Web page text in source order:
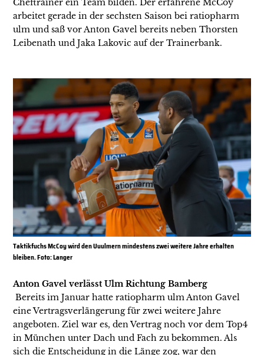
Cheftrainer ein Team bilden. Der erfahrene McCoy
arbeitet gerade in der sechsten Saison bei ratiopharm
ulm und saß vor Anton Gavel bereits neben Thorsten
Leibenath und Jaka Lakovic auf der Trainerbank.
Taktikfuchs McCoy wird den Uuulmern mindestens zwei weitere Jahre erhalten
bleiben. Foto: Langer
Anton Gavel verlässt Ulm Richtung Bamberg
Bereits im Januar hatte ratiopharm ulm Anton Gavel
eine Vertragsverlängerung für zwei weitere Jahre
angeboten. Ziel war es, den Vertrag noch vor dem Top4
in München unter Dach und Fach zu bekommen. Als
sich die Entscheidung in die Länge zog, war den